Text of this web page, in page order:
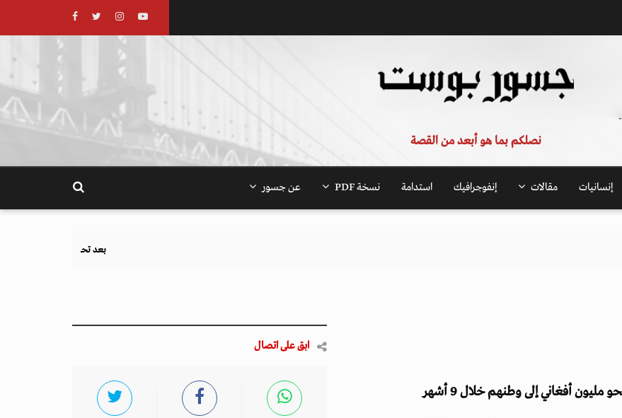
نصلكم بما هو أبعد من القصة
إنسانيات مقالات إنفوجرافيك استدامة نسخة PDF عن جسور
بعد تحذيرات أوروبية.. كيف يهدد نظام الغذاء والزراعة
أفغاني إلى وطنهم خلال 9 أشهر
ابق على اتصال